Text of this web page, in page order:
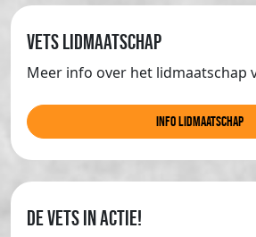
Vets lidmaatschap
Meer info over het lidmaatschap
info lidmaatschap
de Vets in actie!